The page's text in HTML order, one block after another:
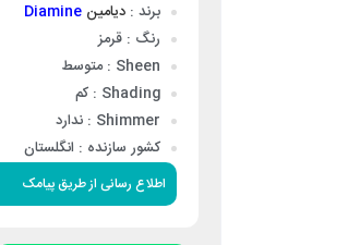
برند :دیامینDiamine
رنگ : قرمز
Sheen : متوسط
Shading : کم
Shimmer : ندارد
کشور سازنده : انگلستان
اطلاع رسانی از طریق پیامک